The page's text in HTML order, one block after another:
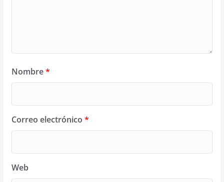
Nombre*
Correo electrónico *
Web